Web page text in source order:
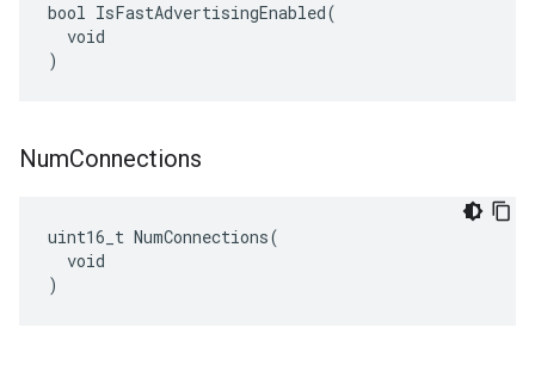
bool IsFastAdvertisingEnabled(
  void
)
NumConnections
uint16_t NumConnections(
  void
)